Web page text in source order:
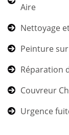
Aire
Nettoyage
Peinture
Réparation
Couvreur
Urgence